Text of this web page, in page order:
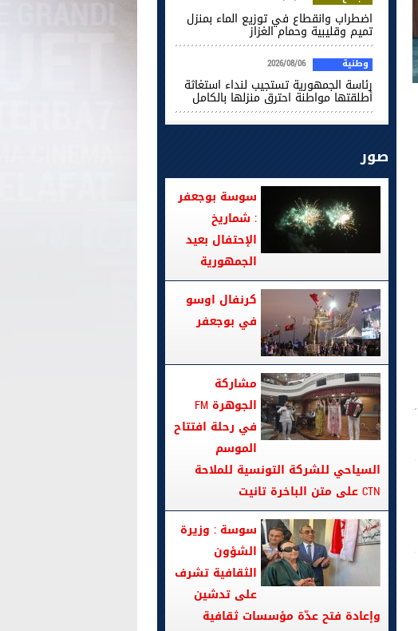
اضطراب وانقطاع في توزيع الماء بمنزل
تميم وقليبية وحمام الغزاز
وطنية 2026/08/06
رئاسة الجمهورية تستجيب لنداء استغاثة
أطلقتها مواطنة احترق منزلها بالكامل
صور
سوسة بوجعفر
: شماريخ
الإحتفال بعيد
الجمهورية
كرنفال اوسو
في بوجعفر
مشاركة
الجوهرة FM
في رحلة افتتاح
الموسم
السياحي للشركة التونسية للملاحة
CTN على متن الباخرة تانيت
سوسة : وزيرة
الشؤون
الثقافية تشرف
على تدشين
وإعادة فتح عدّة مؤسسات ثقافية